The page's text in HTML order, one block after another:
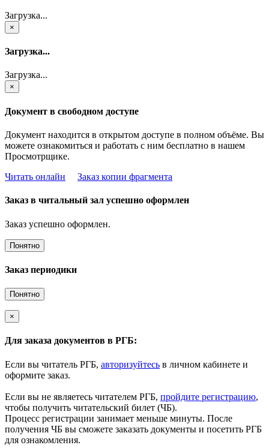
Загрузка...
×
Загрузка...
Загрузка...
×
Документ в свободном доступе
Документ находится в открытом доступе в полном объёме. Вы
можете ознакомиться и работать с ним бесплатно в нашем
Просмотрщике.
Читать онлайн
Заказ копии фрагмента
Заказ в читальный зал успешно оформлен
Заказ успешно оформлен.
Понятно
Заказ периодики
Понятно
×
Для заказа документов в РГБ:
Если вы читатель РГБ, авторизуйтесь в личном кабинете и
оформите заказ.
Если вы не являетесь читателем РГБ, пройдите регистрацию,
чтобы получить читательский билет (ЧБ).
Процесс регистрации занимает меньше минуты. После
получения ЧБ вы сможете заказать документы и посетить РГБ
для ознакомления.